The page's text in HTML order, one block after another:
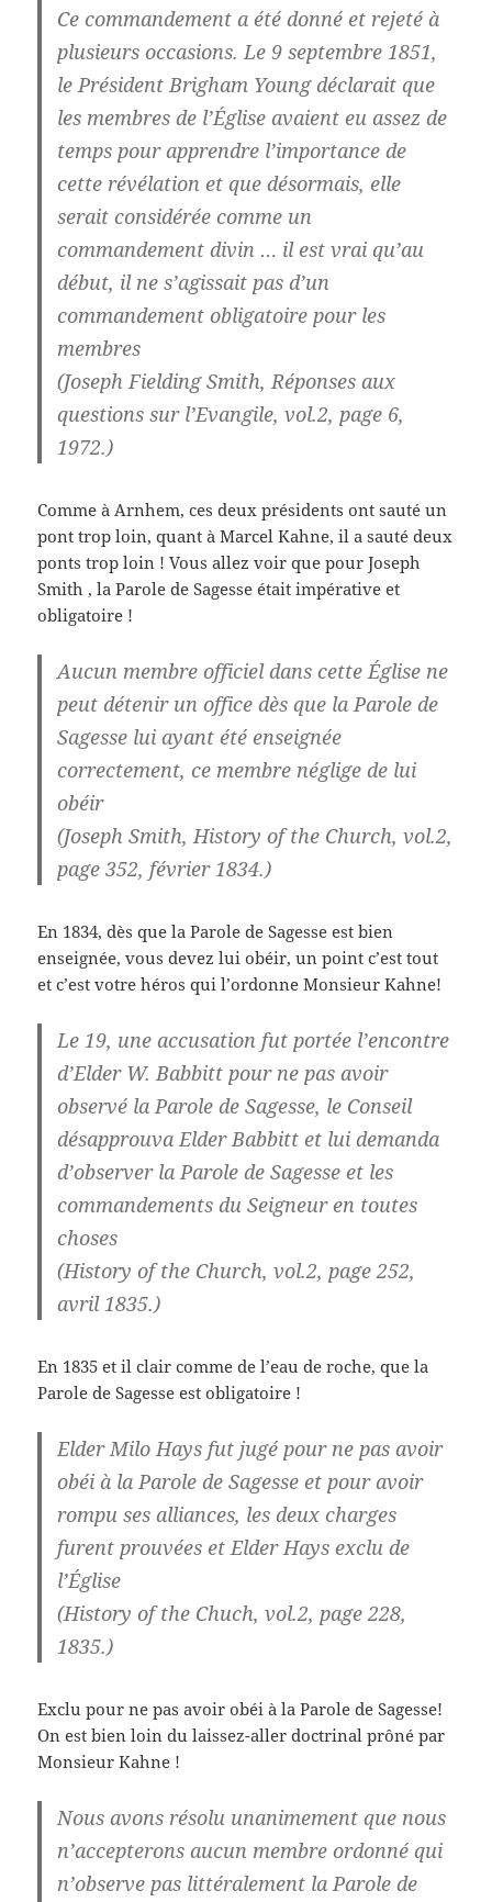
Ce commandement a été donné et rejeté à
plusieurs occasions. Le 9 septembre 1851,
le Président Brigham Young déclarait que
les membres de l’Église avaient eu assez de
temps pour apprendre l’importance de
cette révélation et que désormais, elle
serait considérée comme un
commandement divin … il est vrai qu’au
début, il ne s’agissait pas d’un
commandement obligatoire pour les
membres
(Joseph Fielding Smith, Réponses aux
questions sur l’Evangile, vol.2, page 6,
1972.)
Comme à Arnhem, ces deux présidents ont sauté un
pont trop loin, quant à Marcel Kahne, il a sauté deux
ponts trop loin ! Vous allez voir que pour Joseph
Smith , la Parole de Sagesse était impérative et
obligatoire !
Aucun membre officiel dans cette Église ne
peut détenir un office dès que la Parole de
Sagesse lui ayant été enseignée
correctement, ce membre néglige de lui
obéir
(Joseph Smith, History of the Church, vol.2,
page 352, février 1834.)
En 1834, dès que la Parole de Sagesse est bien
enseignée, vous devez lui obéir, un point c’est tout
et c’est votre héros qui l’ordonne Monsieur Kahne!
Le 19, une accusation fut portée l’encontre
d’Elder W. Babbitt pour ne pas avoir
observé la Parole de Sagesse, le Conseil
désapprouva Elder Babbitt et lui demanda
d’observer la Parole de Sagesse et les
commandements du Seigneur en toutes
choses
(History of the Church, vol.2, page 252,
avril 1835.)
En 1835 et il clair comme de l’eau de roche, que la
Parole de Sagesse est obligatoire !
Elder Milo Hays fut jugé pour ne pas avoir
obéi à la Parole de Sagesse et pour avoir
rompu ses alliances, les deux charges
furent prouvées et Elder Hays exclu de
l’Église
(History of the Chuch, vol.2, page 228,
1835.)
Exclu pour ne pas avoir obéi à la Parole de Sagesse!
On est bien loin du laissez-aller doctrinal prôné par
Monsieur Kahne !
Nous avons résolu unanimement que nous
n’accepterons aucun membre ordonné qui
n’observe pas littéralement la Parole de